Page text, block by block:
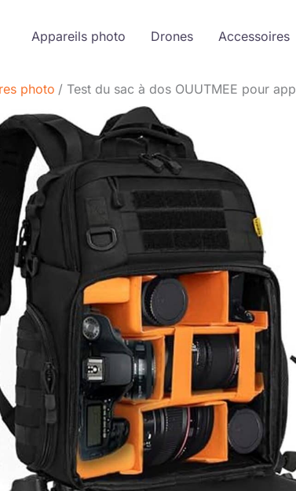
Appareils photo Drones Accessoires
photo Test du sac à dos OUUTMEE pour